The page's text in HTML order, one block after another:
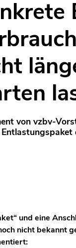
von vzbv-
und eine
nicht bekannt